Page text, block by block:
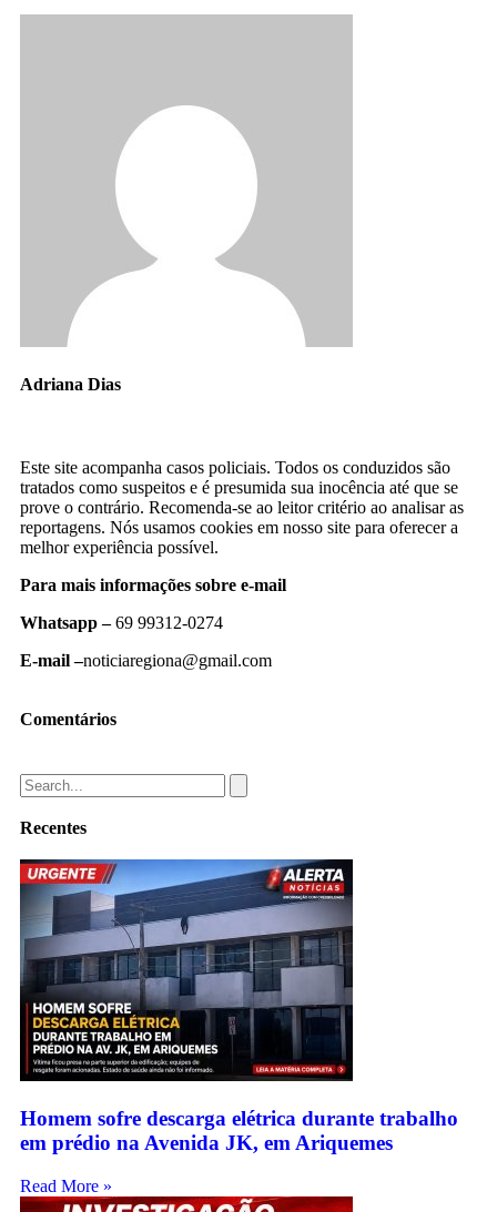
Adriana Dias
Este site acompanha casos policiais. Todos os conduzidos são
tratados como suspeitos e é presumida sua inocência até que se
prove o contrário. Recomenda-se ao leitor critério ao analisar as
reportagens. Nós usamos cookies em nosso site para oferecer a
melhor experiência possível.
Para mais informações sobre e-mail
Whatsapp –69 99312-0274
E-mail –noticiaregiona@gmail.com
Comentários
Recentes
Homem sofre descarga elétrica durante trabalho
em prédio na Avenida JK, em Ariquemes
Read More »